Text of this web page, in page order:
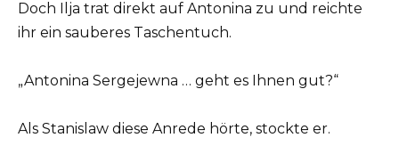
Doch Ilja trat direkt auf Antonina zu und reichte
ihr ein sauberes Taschentuch.
„Antonina Sergejewna … geht es Ihnen gut?“
Als Stanislaw diese Anrede hörte, stockte er.